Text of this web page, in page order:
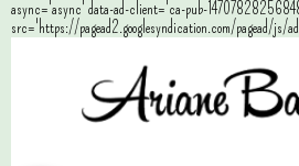
async='async' data-ad-client='ca-pub-
src='https://pagead2.googlesyndication.com/pagead/js/